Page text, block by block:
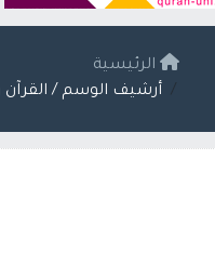
الرئيسية
أرشيف الوسم / القرآن